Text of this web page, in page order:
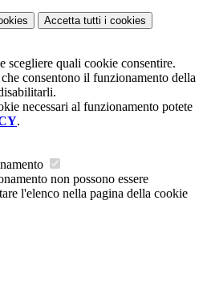
Accetta tutti i cookies
scegliere quali cookie consentire.
consentono il funzionamento della
necessari al funzionamento potete
.
non possono essere
l'elenco nella pagina della cookie